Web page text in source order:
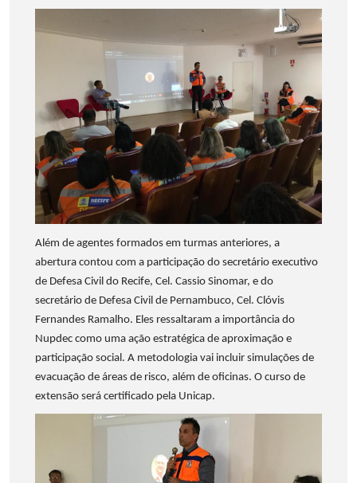
Além de agentes formados em turmas anteriores, a
abertura contou com a participação do secretário executivo
de Defesa Civil do Recife, Cel. Cassio Sinomar, e do
secretário de Defesa Civil de Pernambuco, Cel. Clóvis
Fernandes Ramalho. Eles ressaltaram a importância do
Nupdec como uma ação estratégica de aproximação e
participação social. A metodologia vai incluir simulações de
evacuação de áreas de risco, além de oficinas. O curso de
extensão será certificado pela Unicap.